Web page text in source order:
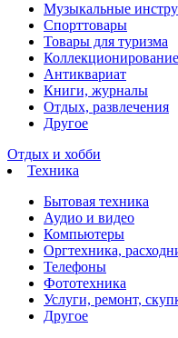
Музыкальные
Спорттовары
Товары для туризма
Коллекционирование
Антиквариат
Книги, журналы
Отдых, развлечения
Другое
Отдых и хобби
Техника
Бытовая техника
Аудио и видео
Компьютеры
Оргтехника,
Телефоны
Фототехника
Услуги, ремонт,
Другое